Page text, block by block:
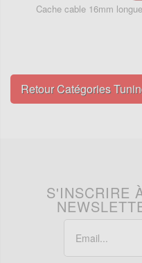
Cache cable 16mm
Retour Catégories
S'INSCRIRE